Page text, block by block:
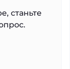
станьте